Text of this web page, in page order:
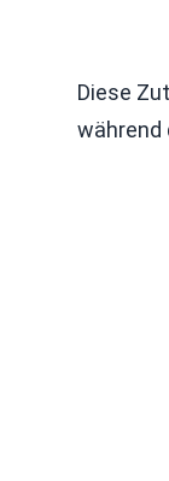
Diese
während